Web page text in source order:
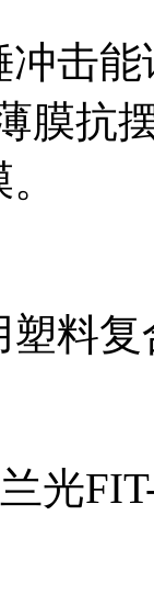
击
膜抗
料复
光